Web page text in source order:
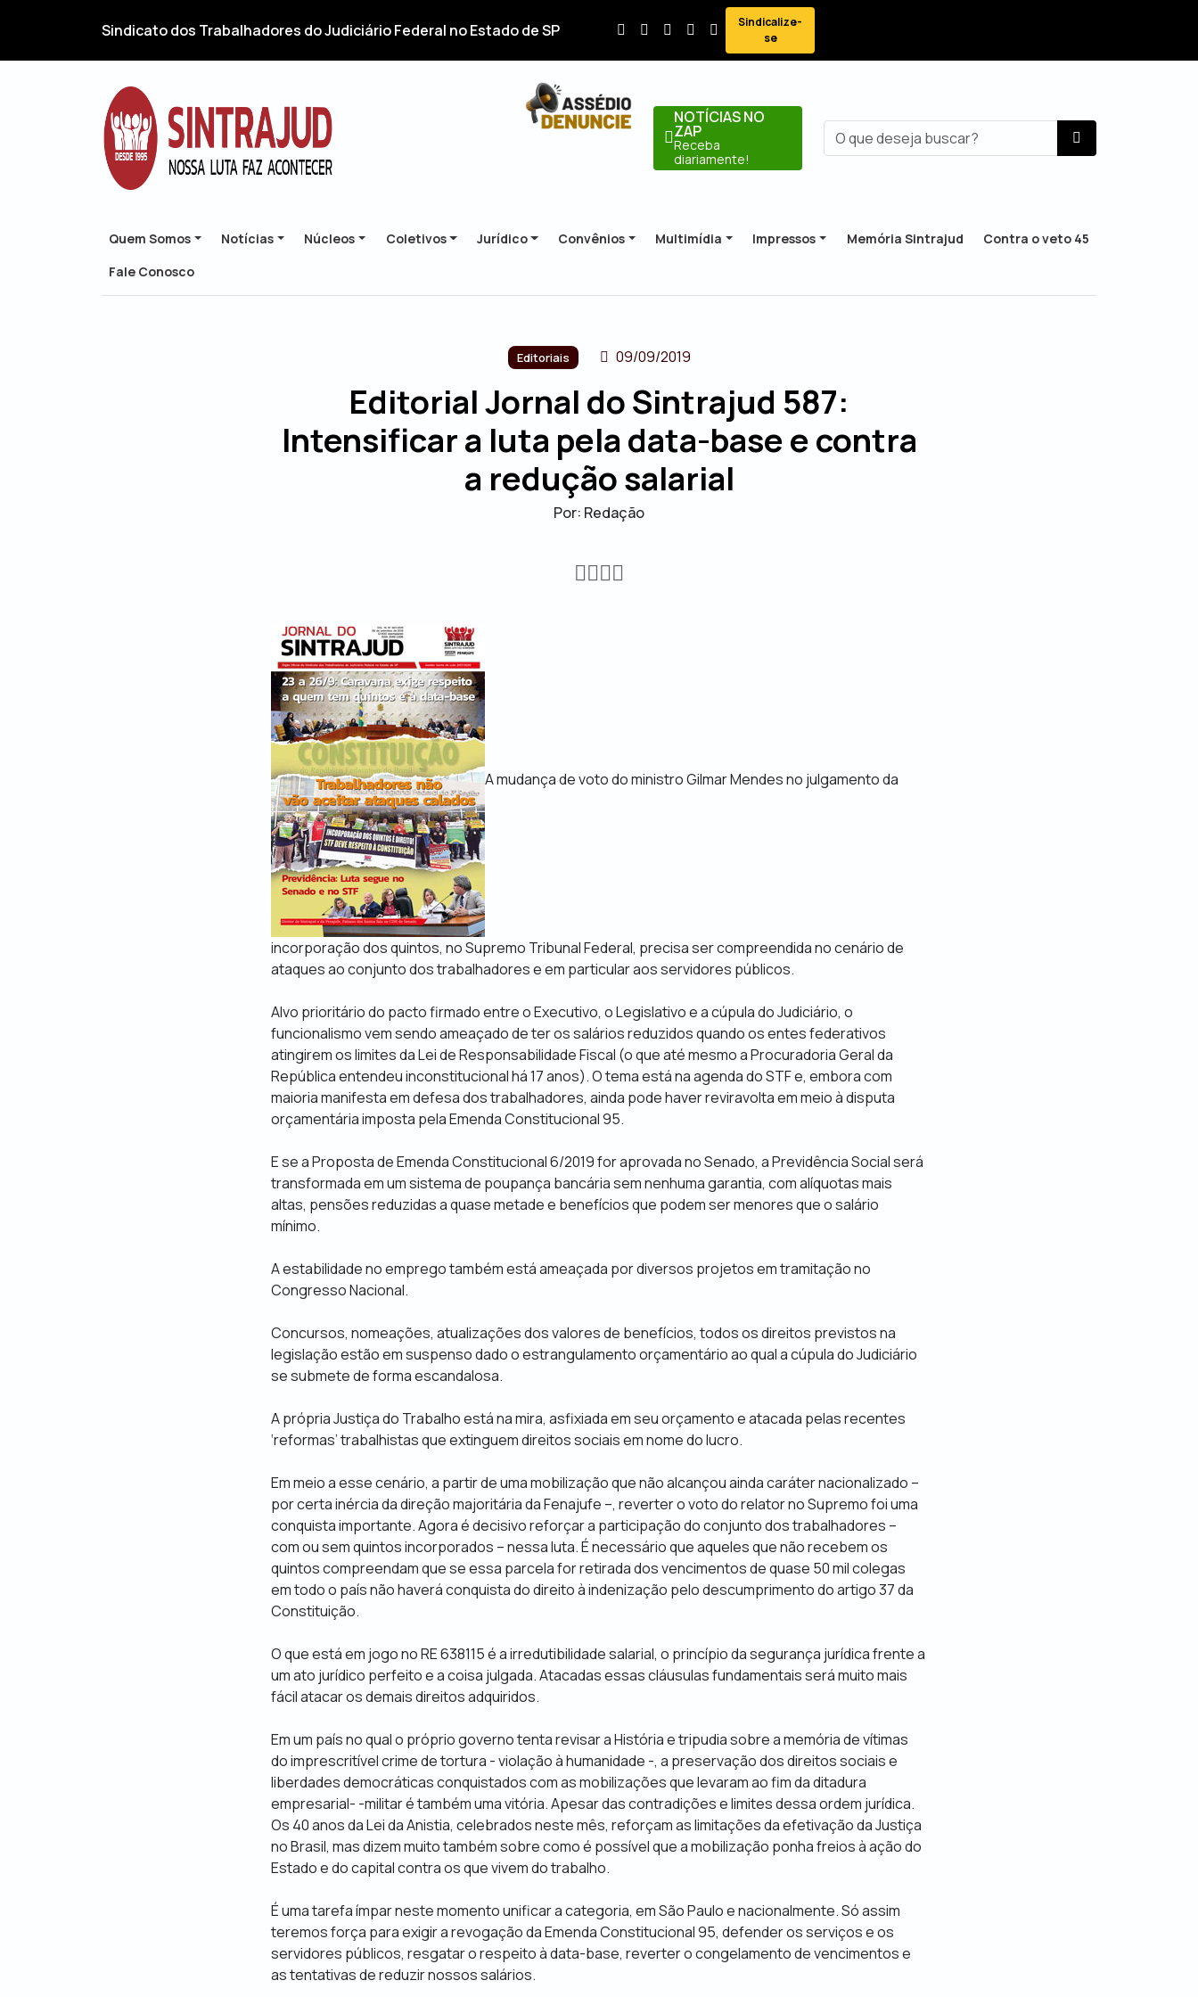
Sindicato dos Trabalhadores do Judiciário Federal no Estado de SP
Sindicalize-
se
NOTÍCIAS NO
ZAP
Receba
diariamente!
Quem Somos Notícias Núcleos Coletivos Jurídico Convênios Multimídia Impressos Memória Sintrajud
Contra o veto 45
Fale Conosco
Editoriais 09/09/2019
Editorial Jornal do Sintrajud 587:
Intensificar a luta pela data-base e contra
a redução salarial
Por: Redação
A mudança de voto do ministro Gilmar Mendes no julgamento da
incorporação dos quintos, no Supremo Tribunal Federal, precisa ser compreendida no cenário de
ataques ao conjunto dos trabalhadores e em particular aos servidores públicos.
Alvo prioritário do pacto firmado entre o Executivo, o Legislativo e a cúpula do Judiciário, o
funcionalismo vem sendo ameaçado de ter os salários reduzidos quando os entes federativos
atingirem os limites da Lei de Responsabilidade Fiscal (o que até mesmo a Procuradoria Geral da
República entendeu inconstitucional há 17 anos). O tema está na agenda do STF e, embora com
maioria manifesta em defesa dos trabalhadores, ainda pode haver reviravolta em meio à disputa
orçamentária imposta pela Emenda Constitucional 95.
E se a Proposta de Emenda Constitucional 6/2019 for aprovada no Senado, a Previdência Social será
transformada em um sistema de poupança bancária sem nenhuma garantia, com alíquotas mais
altas, pensões reduzidas a quase metade e benefícios que podem ser menores que o salário
mínimo.
A estabilidade no emprego também está ameaçada por diversos projetos em tramitação no
Congresso Nacional.
Concursos, nomeações, atualizações dos valores de benefícios, todos os direitos previstos na
legislação estão em suspenso dado o estrangulamento orçamentário ao qual a cúpula do Judiciário
se submete de forma escandalosa.
A própria Justiça do Trabalho está na mira, asfixiada em seu orçamento e atacada pelas recentes
‘reformas’ trabalhistas que extinguem direitos sociais em nome do lucro.
Em meio a esse cenário, a partir de uma mobilização que não alcançou ainda caráter nacionalizado –
por certa inércia da direção majoritária da Fenajufe –, reverter o voto do relator no Supremo foi uma
conquista importante. Agora é decisivo reforçar a participação do conjunto dos trabalhadores –
com ou sem quintos incorporados – nessa luta. É necessário que aqueles que não recebem os
quintos compreendam que se essa parcela for retirada dos vencimentos de quase 50 mil colegas
em todo o país não haverá conquista do direito à indenização pelo descumprimento do artigo 37 da
Constituição.
O que está em jogo no RE 638115 é a irredutibilidade salarial, o princípio da segurança jurídica frente a
um ato jurídico perfeito e a coisa julgada. Atacadas essas cláusulas fundamentais será muito mais
fácil atacar os demais direitos adquiridos.
Em um país no qual o próprio governo tenta revisar a História e tripudia sobre a memória de vítimas
do imprescritível crime de tortura - violação à humanidade -, a preservação dos direitos sociais e
liberdades democráticas conquistados com as mobilizações que levaram ao fim da ditadura
empresarial- -militar é também uma vitória. Apesar das contradições e limites dessa ordem jurídica.
Os 40 anos da Lei da Anistia, celebrados neste mês, reforçam as limitações da efetivação da Justiça
no Brasil, mas dizem muito também sobre como é possível que a mobilização ponha freios à ação do
Estado e do capital contra os que vivem do trabalho.
É uma tarefa ímpar neste momento unificar a categoria, em São Paulo e nacionalmente. Só assim
teremos força para exigir a revogação da Emenda Constitucional 95, defender os serviços e os
servidores públicos, resgatar o respeito à data-base, reverter o congelamento de vencimentos e
as tentativas de reduzir nossos salários.